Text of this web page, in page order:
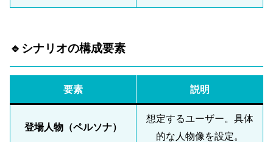
🔹シナリオの構成要素
要素 説明
登場人物（ペルソナ）
想定するユーザー。具体
的な人物像を設定。